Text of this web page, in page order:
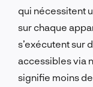
qui nécessitent
sur chaque
s’exécutent sur
accessibles via
signifie moins